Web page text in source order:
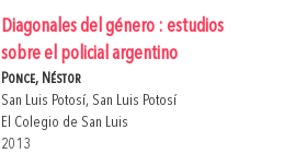
Diagonales del género : estudios
sobre el policial argentino
Ponce, Néstor
San Luis Potosí, San Luis Potosí
El Colegio de San Luis
2013